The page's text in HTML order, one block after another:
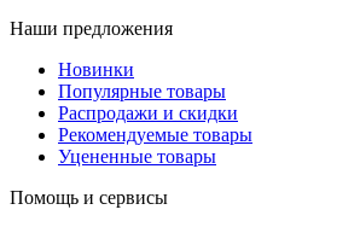
Наши предложения
Новинки
Популярные товары
Распродажи и скидки
Рекомендуемые товары
Уцененные товары
Помощь и сервисы